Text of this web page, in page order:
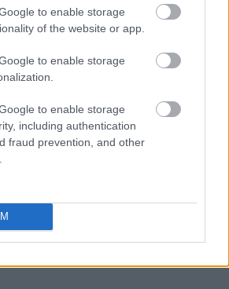
to enable storage
of the website or app.
to enable storage
to enable storage
including authentication
fraud prevention, and other
Η Ευρώπη θέτει ως
60% έως το 2030 και εμείς
αυτόν τον στόχο με
και πραγματικό σχέδιο.
μας στον ΕΔΣΝΑ και
για εξυγίανση, προχωράμε
εποχή για τη διαχείριση των
Αττική» κατέληξε.